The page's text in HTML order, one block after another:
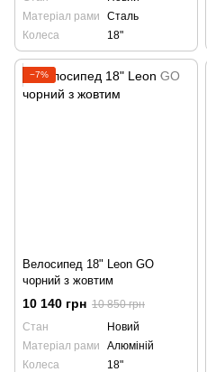
Матеріал рами
Сталь
Колеса
18"
−7%
Велосипед 18" Leon GO
чорний з жовтим
10 140 грн 10 850 грн
Стан
Новий
Матеріал рами
Алюміній
Колеса
18"